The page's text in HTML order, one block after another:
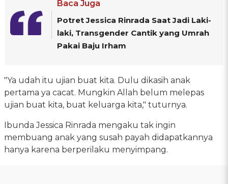
Baca Juga
Potret Jessica Rinrada Saat Jadi Laki-
laki, Transgender Cantik yang Umrah
Pakai Baju Irham
"Ya udah itu ujian buat kita. Dulu dikasih anak
pertama ya cacat. Mungkin Allah belum melepas
ujian buat kita, buat keluarga kita," tuturnya.
Ibunda Jessica Rinrada mengaku tak ingin
membuang anak yang susah payah didapatkannya
hanya karena berperilaku menyimpang.